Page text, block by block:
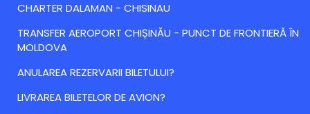
CHARTER DALAMAN - CHISINAU
TRANSFER AEROPORT CHIȘINĂU - PUNCT DE FRONTIERĂ ÎN
MOLDOVA
ANULAREA REZERVARII BILETULUI?
LIVRAREA BILETELOR DE AVION?